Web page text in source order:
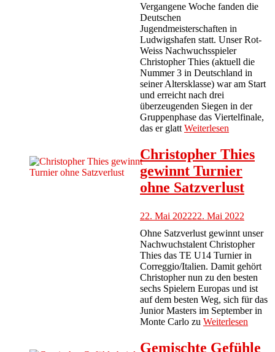
Vergangene Woche fanden die
Deutschen
Jugendmeisterschaften in
Ludwigshafen statt. Unser Rot-
Weiss Nachwuchsspieler
Christopher Thies (aktuell die
Nummer 3 in Deutschland in
seiner Altersklasse) war am Start
und erreicht nach drei
überzeugenden Siegen in der
Gruppenphase das Viertelfinale,
das er glatt Weiterlesen
Christopher Thies
gewinnt Turnier
ohne Satzverlust
22. Mai 202222. Mai 2022
Ohne Satzverlust gewinnt unser
Nachwuchstalent Christopher
Thies das TE U14 Turnier in
Correggio/Italien. Damit gehört
Christopher nun zu den besten
sechs Spielern Europas und ist
auf dem besten Weg, sich für das
Junior Masters im September in
Monte Carlo zu Weiterlesen
Gemischte Gefühle